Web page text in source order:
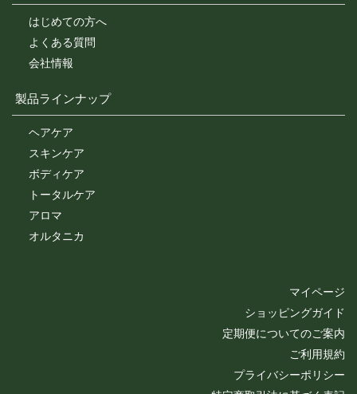
はじめての方へ
よくある質問
会社情報
製品ラインナップ
ヘアケア
スキンケア
ボディケア
トータルケア
アロマ
オルタニカ
マイページ
ショッピングガイド
定期便についてのご案内
ご利用規約
プライバシーポリシー